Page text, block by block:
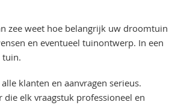
zee weet hoe belangrijk uw droomtuin
en eventueel tuinontwerp. In een
tuin.
klanten en aanvragen serieus.
elk vraagstuk professioneel en